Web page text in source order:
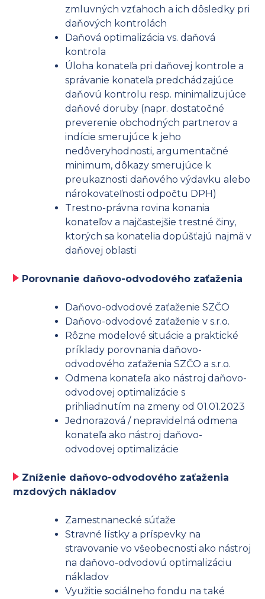
zmluvných vzťahoch a ich dôsledky pri
daňových kontrolách
Daňová optimalizácia vs. daňová
kontrola
Úloha konateľa pri daňovej kontrole a
správanie konateľa predchádzajúce
daňovú kontrolu resp. minimalizujúce
daňové doruby (napr. dostatočné
preverenie obchodných partnerov a
indície smerujúce k jeho
nedôveryhodnosti, argumentačné
minimum, dôkazy smerujúce k
preukaznosti daňového výdavku alebo
nárokovateľnosti odpočtu DPH)
Trestno-právna rovina konania
konateľov a najčastejšie trestné činy,
ktorých sa konatelia dopúšťajú najmä v
daňovej oblasti
Porovnanie daňovo-odvodového zaťaženia
Daňovo-odvodové zaťaženie SZČO
Daňovo-odvodové zaťaženie v s.r.o.
Rôzne modelové situácie a praktické
príklady porovnania daňovo-
odvodového zaťaženia SZČO a s.r.o.
Odmena konateľa ako nástroj daňovo-
odvodovej optimalizácie s
prihliadnutím na zmeny od 01.01.2023
Jednorazová / nepravidelná odmena
konateľa ako nástroj daňovo-
odvodovej optimalizácie
Zníženie daňovo-odvodového zaťaženia
mzdových nákladov
Zamestnanecké súťaže
Stravné lístky a príspevky na
stravovanie vo všeobecnosti ako nástroj
na daňovo-odvodovú optimalizáciu
nákladov
Využitie sociálneho fondu na také